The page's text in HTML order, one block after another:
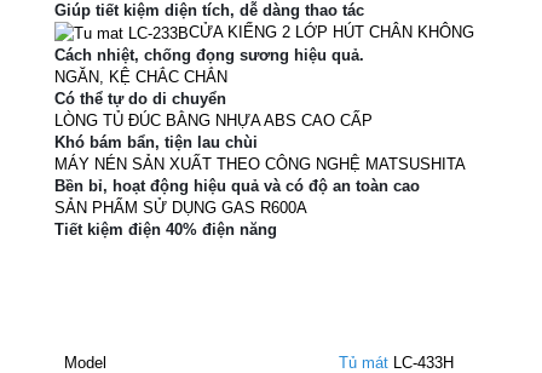
Giúp tiết kiệm diện tích, dễ dàng thao tác
CỬA KIẾNG 2 LỚP HÚT CHÂN KHÔNG
Cách nhiệt, chống đọng sương hiệu quả.
NGĂN, KỆ CHẮC CHẮN
Có thể tự do di chuyển
LÒNG TỦ ĐÚC BẰNG NHỰA ABS CAO CẤP
Khó bám bẩn, tiện lau chùi
MÁY NÉN SẢN XUẤT THEO CÔNG NGHỆ MATSUSHITA
Bền bỉ, hoạt động hiệu quả và có độ an toàn cao
SẢN PHẨM SỬ DỤNG GAS R600A
Tiết kiệm điện 40% điện năng
Model Tủ mát LC-433H